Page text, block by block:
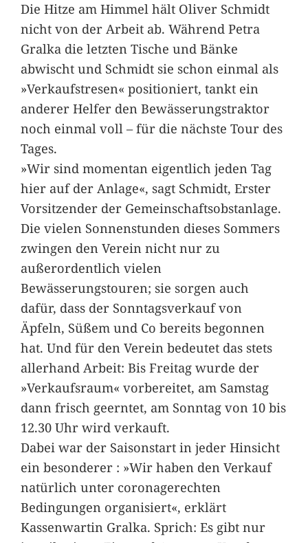
Die Hitze am Himmel hält Oliver Schmidt
nicht von der Arbeit ab. Während Petra
Gralka die letzten Tische und Bänke
abwischt und Schmidt sie schon einmal als
»Verkaufstresen« positioniert, tankt ein
anderer Helfer den Bewässerungstraktor
noch einmal voll – für die nächste Tour des
Tages.
»Wir sind momentan eigentlich jeden Tag
hier auf der Anlage«, sagt Schmidt, Erster
Vorsitzender der Gemeinschaftsobstanlage.
Die vielen Sonnenstunden dieses Sommers
zwingen den Verein nicht nur zu
außerordentlich vielen
Bewässerungstouren; sie sorgen auch
dafür, dass der Sonntagsverkauf von
Äpfeln, Süßem und Co bereits begonnen
hat. Und für den Verein bedeutet das stets
allerhand Arbeit: Bis Freitag wurde der
»Verkaufsraum« vorbereitet, am Samstag
dann frisch geerntet, am Sonntag von 10 bis
12.30 Uhr wird verkauft.
Dabei war der Saisonstart in jeder Hinsicht
ein besonderer : »Wir haben den Verkauf
natürlich unter coronagerechten
Bedingungen organisiert«, erklärt
Kassenwartin Gralka. Sprich: Es gibt nur